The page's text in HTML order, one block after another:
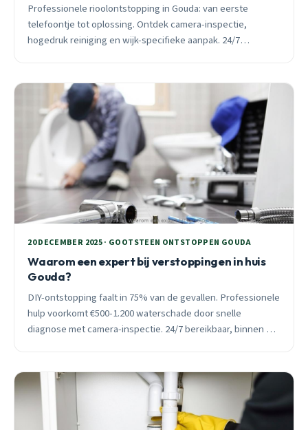
Professionele rioolontstopping in Gouda: van eerste
telefoontje tot oplossing. Ontdek camera-inspectie,
hogedruk reiniging en wijk-specifieke aanpak. 24/7
20 DECEMBER 2025 · GOOTSTEEN ONTSTOPPEN GOUDA
Waarom een expert bij verstoppingen in huis
Gouda?
DIY-ontstopping faalt in 75% van de gevallen. Professionele
hulp voorkomt €500-1.200 waterschade door snelle
diagnose met camera-inspectie. 24/7 bereikbaar, binnen 30